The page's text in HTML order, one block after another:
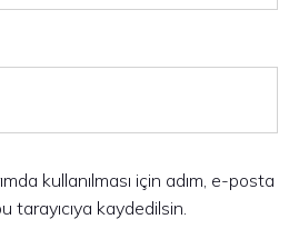
kullanılması için adım, e-posta
tarayıcıya kaydedilsin.